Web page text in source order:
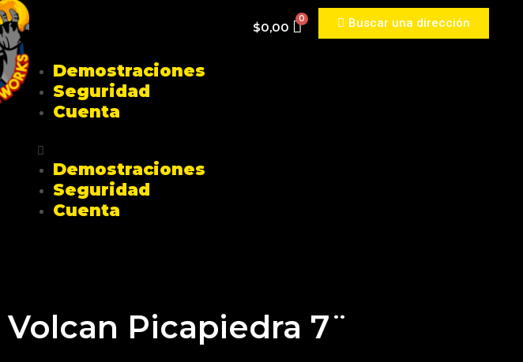
$0,00 Buscar una dirección
Demostraciones
Seguridad
Cuenta
Demostraciones
Seguridad
Cuenta
Volcan Picapiedra 7¨